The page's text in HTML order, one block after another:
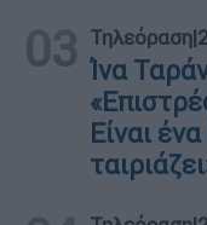
03 Τηλεόραση|
Ίνα
Είναι